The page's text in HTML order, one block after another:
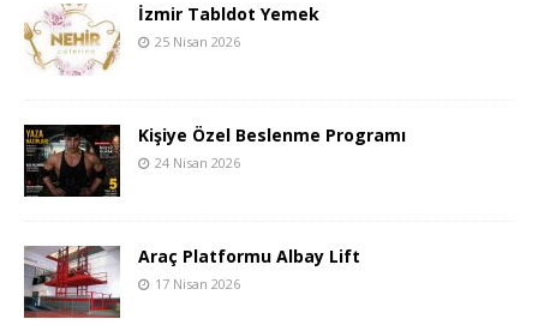
İzmir Tabldot Yemek
25 Nisan 2026
Kişiye Özel Beslenme Programı
24 Nisan 2026
Araç Platformu Albay Lift
17 Nisan 2026